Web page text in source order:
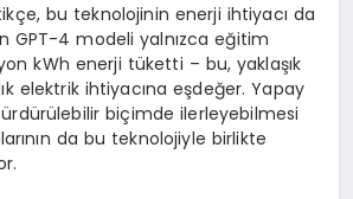
bu teknolojinin enerji ihtiyacı da
GPT-4 modeli yalnızca eğitim
kWh enerji tüketti – bu, yaklaşık
elektrik ihtiyacına eşdeğer. Yapay
biçimde ilerleyebilmesi
da bu teknolojiyle birlikte